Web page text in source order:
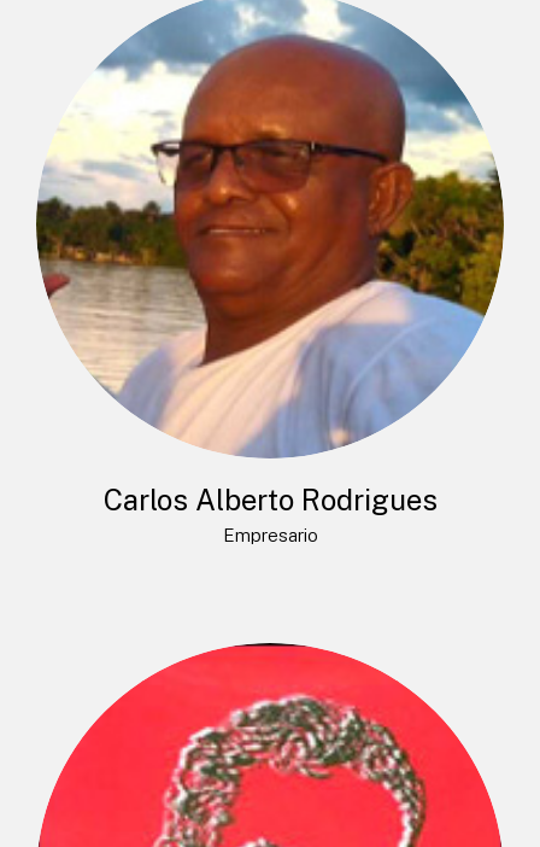
Carlos Alberto Rodrigues
Empresario